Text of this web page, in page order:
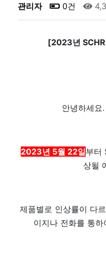
관리자 0건
[2023년
안녕하세요
2023년 5월 22일부터
상될
제품별로 인상률이 다
이지나 전화를 통